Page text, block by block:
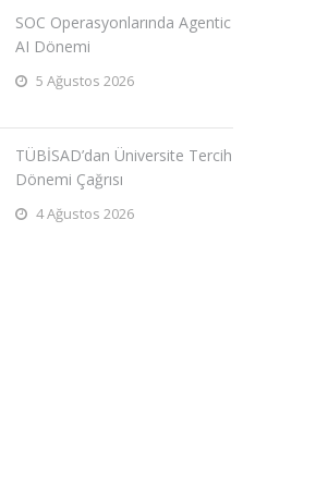
SOC Operasyonlarında Agentic
AI Dönemi
5 Ağustos 2026
TÜBİSAD’dan Üniversite Tercih
Dönemi Çağrısı
4 Ağustos 2026